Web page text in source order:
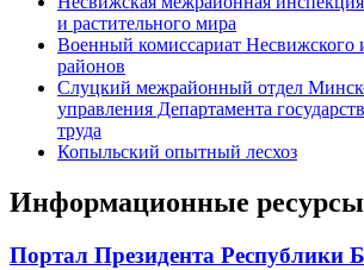
и растительного мира
Военный комиссариат Несвижского
районов
Слуцкий межрайонный отдел
управления Департамента
труда
Копыльский опытный лесхоз
Информационные ресурсы
Портал Президента Республики